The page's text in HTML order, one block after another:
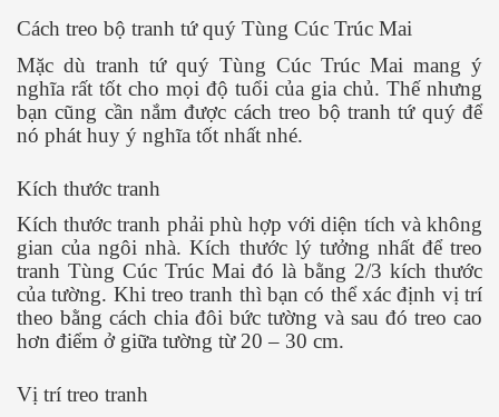
Cách treo bộ tranh tứ quý Tùng Cúc Trúc Mai
Mặc dù tranh tứ quý Tùng Cúc Trúc Mai mang ý
nghĩa rất tốt cho mọi độ tuổi của gia chủ. Thế nhưng
bạn cũng cần nắm được cách treo bộ tranh tứ quý để
nó phát huy ý nghĩa tốt nhất nhé.
Kích thước tranh
Kích thước tranh phải phù hợp với diện tích và không
gian của ngôi nhà. Kích thước lý tưởng nhất để treo
tranh Tùng Cúc Trúc Mai đó là bằng 2/3 kích thước
của tường. Khi treo tranh thì bạn có thể xác định vị trí
theo bằng cách chia đôi bức tường và sau đó treo cao
hơn điểm ở giữa tường từ 20 – 30 cm.
Vị trí treo tranh